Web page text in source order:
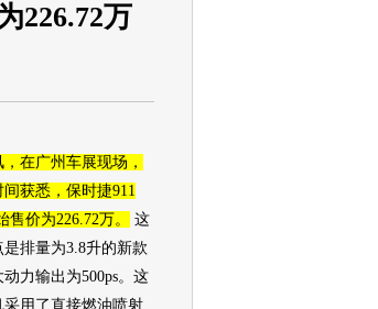
226.72万
在广州车展现场，
获悉，保时捷911
售价为226.72万。
这
排量为3.8升的新款
力输出为500ps。这
用了直接燃油喷射